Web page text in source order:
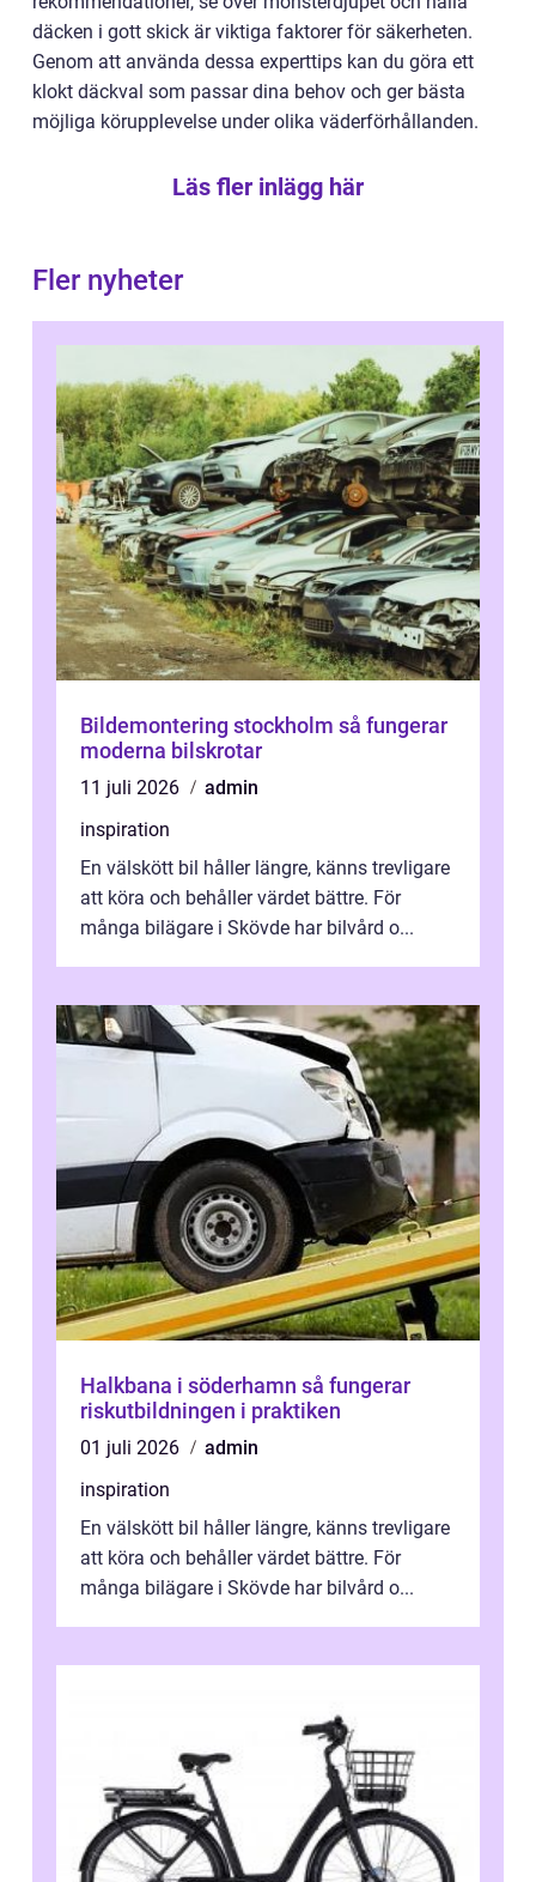
däcken i gott skick är viktiga faktorer för säkerheten.
Genom att använda dessa experttips kan du göra ett
klokt däckval som passar dina behov och ger bästa
möjliga körupplevelse under olika väderförhållanden.
Läs fler inlägg här
Fler nyheter
Bildemontering stockholm så fungerar
moderna bilskrotar
11 juli 2026
admin
inspiration
En välskött bil håller längre, känns trevligare
att köra och behåller värdet bättre. För
många bilägare i Skövde har bilvård o...
Halkbana i söderhamn så fungerar
riskutbildningen i praktiken
01 juli 2026
admin
inspiration
En välskött bil håller längre, känns trevligare
att köra och behåller värdet bättre. För
många bilägare i Skövde har bilvård o...